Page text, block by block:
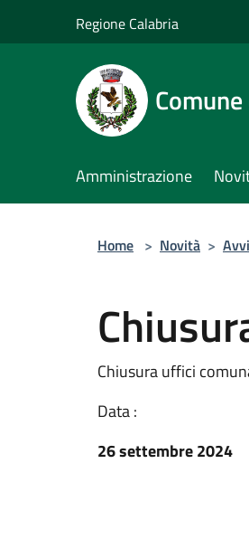
Regione Calabria
Amministrazione
Home > Novità >
Chiusura uffici
Data :
26 settembre 2024